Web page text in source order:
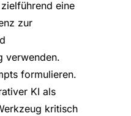
eine
zur
verwenden.
formulieren.
KI als
kritisch